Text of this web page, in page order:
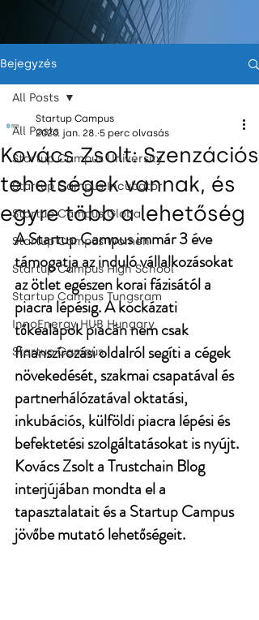
Bejegyzés
All Posts
Startup Campus University
Startup Campus Incubator
Startup Campus Global
Startup Campus Women
Startup Campus High School
Startup Campus Tungsram
InnoEnergy HUB Hungary
Startup Campus
All Posts
Kovács Zsolt: Szenzációs
tehetségek vannak, és
egyre több a lehetőség
Startup Campus
2020. jan. 28. 5 perc olvasás
A Startup Campus immár 3 éve
támogatja az induló vállalkozásokat
az ötlet egészen korai fázisától a
piacra lépésig. A kockázati
tőkealapok piacán nem csak
finanszírozási oldalról segíti a cégek
növekedését, szakmai csapatával és
partnerhálózatával oktatási,
inkubációs, külföldi piacra lépési és
befektetési szolgáltatásokat is nyújt.
Kovács Zsolt a Trustchain Blog
interjújában mondta el a
tapasztalatait és a Startup Campus
jövőbe mutató lehetőségeit.